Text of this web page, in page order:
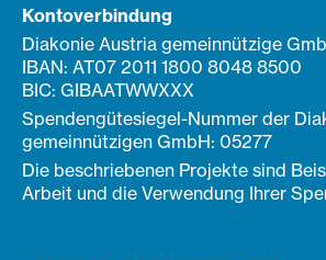
Kontoverbindung
Diakonie Austria gemeinnützige
IBAN: AT07 2011 1800 8048 8500
BIC: GIBAATWWXXX
Spendengütesiegel-Nummer der
gemeinnützigen GmbH: 05277
Die beschriebenen Projekte sind
Arbeit und die Verwendung Ihrer